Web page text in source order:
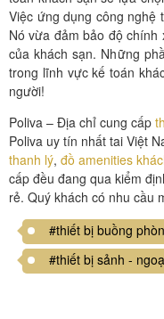
Việc ứng dụng công nghệ
Nó vừa đảm bảo độ
của khách sạn. Những
trong lĩnh vực kế toán
người!
Poliva – Địa chỉ cung cấp
Poliva uy tín nhất tai Việt
thanh lý, đồ amenities
cấp đều đang qua kiểm
rẻ. Quý khách có nhu cầu
#thiết bị buồng
#thiết bị sảnh -